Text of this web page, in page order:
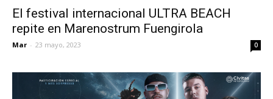
El festival internacional ULTRA BEACH
repite en Marenostrum Fuengirola
Mar - 23 mayo, 2023 0